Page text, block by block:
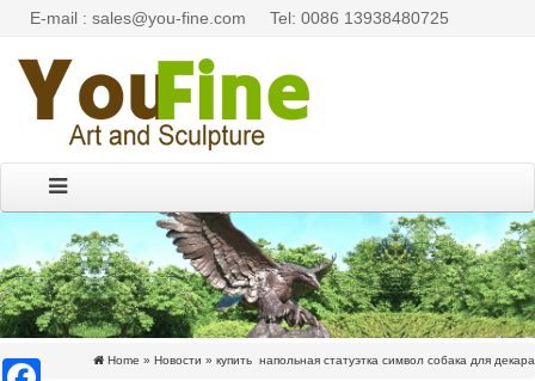
E-mail : sales@you-fine.com Tel: 0086 13938480725
Home » Новости » купить напольная статуэтка символ собака для декара
Facebook